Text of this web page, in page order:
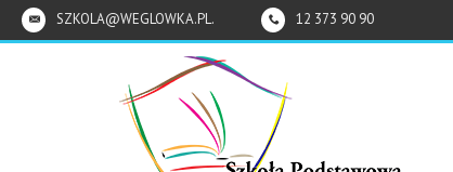
SZKOLA@WEGLOWKA.PL. 12 373 90 90